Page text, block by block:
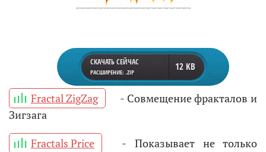
СКАЧАТЬ СЕЙЧАС
РАСШИРЕНИЕ: .ZIP 12 KB
Fractal ZigZag
- Совмещение фракталов и
Зигзага
Fractals Price
- Показывает не только